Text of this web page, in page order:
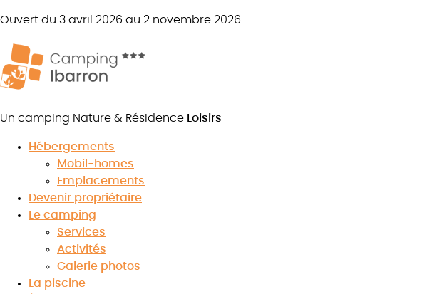
Ouvert du 3 avril 2026 au 2 novembre 2026
Un camping Nature & Résidence Loisirs
Hébergements
Mobil-homes
Emplacements
Devenir propriétaire
Le camping
Services
Activités
Galerie photos
La piscineVotre marché du